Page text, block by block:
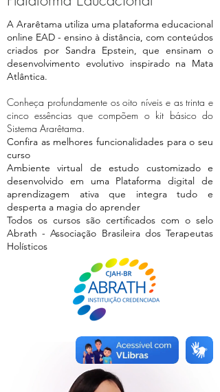
A Ararêtama utiliza uma plataforma educacional
online EAD - ensino à distância, com conteúdos
criados por Sandra Epstein, que ensinam o
desenvolvimento evolutivo inspirado na Mata
Atlântica.
Conheça profundamente os oito níveis e as trinta e
cinco essências que compõem o kit básico do
Sistema Ararêtama.
Confira as melhores funcionalidades para o seu
curso
Ambiente virtual de estudo customizado e
desenvolvido em uma Plataforma digital de
aprendizagem ativa que integra tudo e
desperta a magia do aprender
Todos os cursos são certificados com o selo
Abrath - Associação Brasileira dos Terapeutas
Holísticos